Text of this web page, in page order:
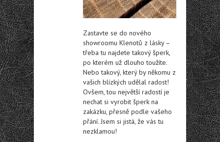
Zastavte se do nového
showroomu Klenotů z lásky –
třeba tu najdete takový šperk,
po kterém už dlouho toužíte.
Nebo takový, který by někomu z
vašich blízkých udělal radost!
Ovšem, tou největší radostí je
nechat si vyrobit šperk na
zakázku, přesně podle vašeho
přání. Jsem si jistá, že vás tu
nezklamou!